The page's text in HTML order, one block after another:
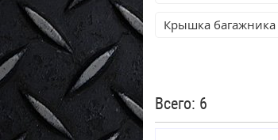
Крышка багажника
Всего: 6